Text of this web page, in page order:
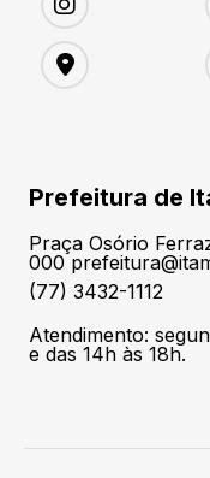
Prefeitura de
Praça Osório
000
(77) 3432-1112
Atendimento:
e das 14h às 18h.